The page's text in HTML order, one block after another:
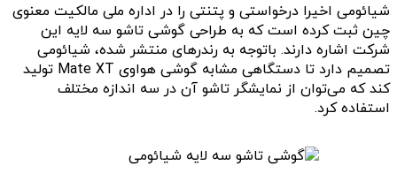
شیائومی اخیرا درخواستی و پتنتی را در اداره ملی مالکیت معنوی
چین ثبت کرده است که به طراحی گوشی تاشو سه لایه این
شرکت اشاره دارند. باتوجه به رندرهای منتشر شده، شیائومی
تصمیم دارد تا دستگاهی مشابه گوشی هواوی Mate XT تولید
کند که می‌توان از نمایشگر تاشو آن در سه اندازه مختلف
استفاده کرد.